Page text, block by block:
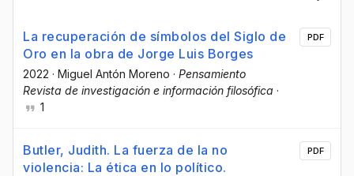
La recuperación de símbolos del Siglo de
Oro en la obra de Jorge Luis Borges
2022 · Miguel Antón Moreno · Pensamiento
Revista de investigación e información filosófica ·
1
PDF
Butler, Judith. La fuerza de la no
violencia: La ética en lo político.
PDF